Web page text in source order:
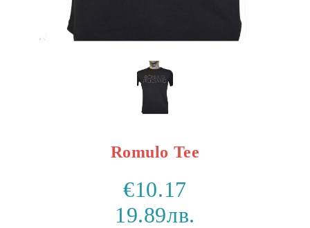
Romulo Tee
€10.17
19.89лв.